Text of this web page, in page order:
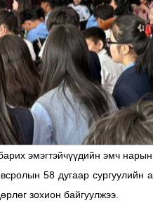
эмэгтэйчүүдийн эмч
58 дугаар сургуулийн
зохион байгуулжээ.